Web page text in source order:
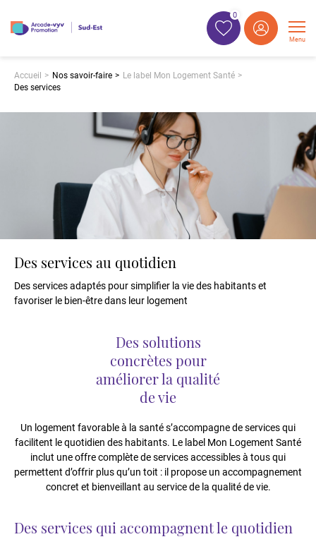
0
Menu
Accueil Nos savoir-faire
Le label Mon Logement Santé
Des services
Des services au quotidien
Des services adaptés pour simplifier la vie des habitants et
favoriser le bien-être dans leur logement
Des solutions
concrètes pour
améliorer la qualité
de vie
Un logement favorable à la santé s’accompagne de services qui
facilitent le quotidien des habitants. Le label Mon Logement Santé
inclut une offre complète de services accessibles à tous qui
permettent d’offrir plus qu’un toit : il propose un accompagnement
concret et bienveillant au service de la qualité de vie.
Des services qui accompagnent le quotidien